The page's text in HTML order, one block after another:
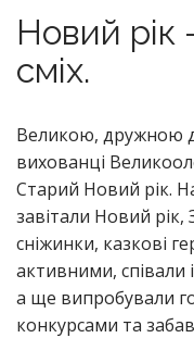
Новий рік
сміх.
Великою, дружною
вихованці
Старий Новий рік.
завітали Новий рік,
сніжинки, казкові
активними, співали
а ще випробували
конкурсами та